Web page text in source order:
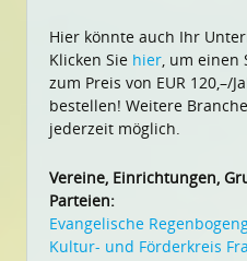
Hier könnte auch Ihr
Klicken Sie hier, um einen
zum Preis von EUR 120,–/
bestellen! Weitere
jederzeit möglich.
Vereine, Einrichtungen,
Parteien:
Evangelische
Kultur- und Förderkreis